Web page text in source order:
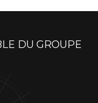
DU GROUPE